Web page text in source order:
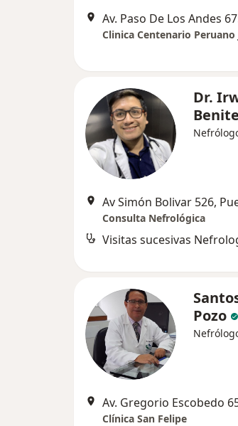
Av. Paso De Los Andes
Clinica Centenario Peruano
Dr.
Av Simón Bolivar 526,
Consulta Nefrológica
Visitas sucesivas
Pozo
Av. Gregorio Escobedo
Clínica San Felipe